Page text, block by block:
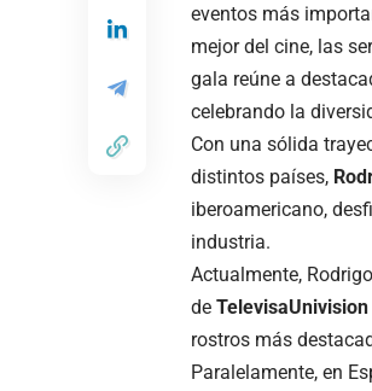
eventos más
mejor del cine, las
gala reúne a
celebrando la
Con una sólida
distintos países,
iberoamericano,
industria.
Actualmente,
de TelevisaUnivision
rostros más
Paralelamente, en